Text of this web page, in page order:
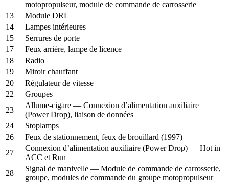
motopropulseur, module de commande de carrosserie
13
Module DRL
14
Lampes intérieures
15
Serrures de porte
17
Feux arrière, lampe de licence
18
Radio
19
Miroir chauffant
20
Régulateur de vitesse
22
Groupes
23
Allume-cigare — Connexion d’alimentation auxiliaire
(Power Drop), liaison de données
24
Stoplamps
26
Feux de stationnement, feux de brouillard (1997)
27
Connexion d’alimentation auxiliaire (Power Drop) — Hot in
ACC et Run
28
Signal de manivelle — Module de commande de carrosserie,
groupe, modules de commande du groupe motopropulseur